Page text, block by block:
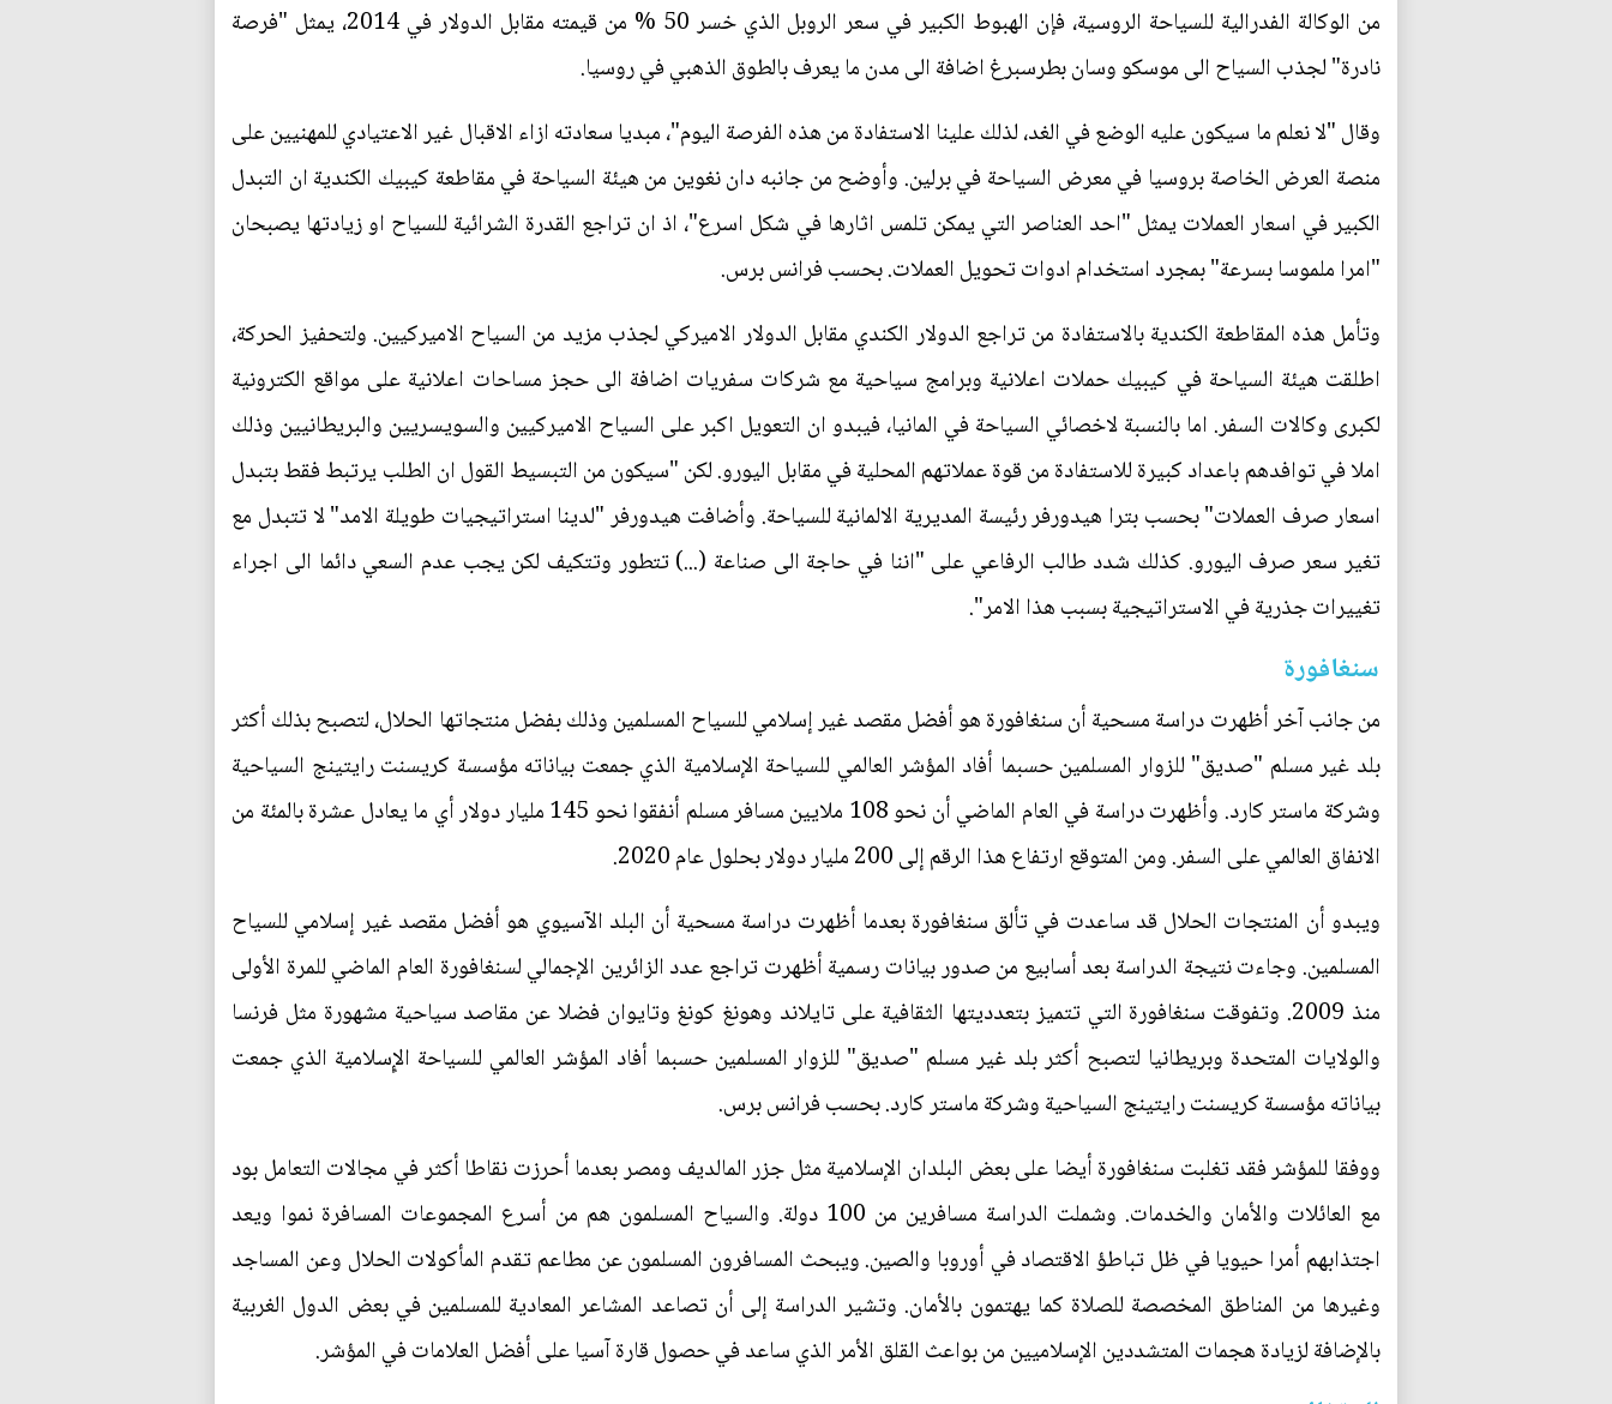
من الوكالة الفدرالية للسياحة الروسية، فإن الهبوط الكبير في سعر الروبل الذي خسر 50 % من قيمته مقابل الدولار في 2014، يمثل "فرصة
نادرة" لجذب السياح الى موسكو وسان بطرسبرغ اضافة الى مدن ما يعرف بالطوق الذهبي في روسيا.
وقال "لا نعلم ما سيكون عليه الوضع في الغد، لذلك علينا الاستفادة من هذه الفرصة اليوم"، مبديا سعادته ازاء الاقبال غير الاعتيادي للمهنيين على
منصة العرض الخاصة بروسيا في معرض السياحة في برلين. وأوضح من جانبه دان نغوين من هيئة السياحة في مقاطعة كيبيك الكندية ان التبدل
الكبير في اسعار العملات يمثل "احد العناصر التي يمكن تلمس اثارها في شكل اسرع"، اذ ان تراجع القدرة الشرائية للسياح او زيادتها يصبحان
"امرا ملموسا بسرعة" بمجرد استخدام ادوات تحويل العملات. بحسب فرانس برس.
وتأمل هذه المقاطعة الكندية بالاستفادة من تراجع الدولار الكندي مقابل الدولار الاميركي لجذب مزيد من السياح الاميركيين. ولتحفيز الحركة،
اطلقت هيئة السياحة في كيبيك حملات اعلانية وبرامج سياحية مع شركات سفريات اضافة الى حجز مساحات اعلانية على مواقع الكترونية
لكبرى وكالات السفر. اما بالنسبة لاخصائي السياحة في المانيا، فيبدو ان التعويل اكبر على السياح الاميركيين والسويسريين والبريطانيين وذلك
املا في توافدهم باعداد كبيرة للاستفادة من قوة عملاتهم المحلية في مقابل اليورو. لكن "سيكون من التبسيط القول ان الطلب يرتبط فقط بتبدل
اسعار صرف العملات" بحسب بترا هيدورفر رئيسة المديرية الالمانية للسياحة. وأضافت هيدورفر "لدينا استراتيجيات طويلة الامد" لا تتبدل مع
تغير سعر صرف اليورو. كذلك شدد طالب الرفاعي على "اننا في حاجة الى صناعة (...) تتطور وتتكيف لكن يجب عدم السعي دائما الى اجراء
تغييرات جذرية في الاستراتيجية بسبب هذا الامر".
سنغافورة
من جانب آخر أظهرت دراسة مسحية أن سنغافورة هو أفضل مقصد غير إسلامي للسياح المسلمين وذلك بفضل منتجاتها الحلال، لتصبح بذلك أكثر
بلد غير مسلم "صديق" للزوار المسلمين حسبما أفاد المؤشر العالمي للسياحة الإسلامية الذي جمعت بياناته مؤسسة كريسنت رايتينج السياحية
وشركة ماستر كارد. وأظهرت دراسة في العام الماضي أن نحو 108 ملايين مسافر مسلم أنفقوا نحو 145 مليار دولار أي ما يعادل عشرة بالمئة من
الانفاق العالمي على السفر. ومن المتوقع ارتفاع هذا الرقم إلى 200 مليار دولار بحلول عام 2020.
ويبدو أن المنتجات الحلال قد ساعدت في تألق سنغافورة بعدما أظهرت دراسة مسحية أن البلد الآسيوي هو أفضل مقصد غير إسلامي للسياح
المسلمين. وجاءت نتيجة الدراسة بعد أسابيع من صدور بيانات رسمية أظهرت تراجع عدد الزائرين الإجمالي لسنغافورة العام الماضي للمرة الأولى
منذ 2009. وتفوقت سنغافورة التي تتميز بتعدديتها الثقافية على تايلاند وهونغ كونغ وتايوان فضلا عن مقاصد سياحية مشهورة مثل فرنسا
والولايات المتحدة وبريطانيا لتصبح أكثر بلد غير مسلم "صديق" للزوار المسلمين حسبما أفاد المؤشر العالمي للسياحة الإٍسلامية الذي جمعت
بياناته مؤسسة كريسنت رايتينج السياحية وشركة ماستر كارد. بحسب فرانس برس.
ووفقا للمؤشر فقد تغلبت سنغافورة أيضا على بعض البلدان الإسلامية مثل جزر المالديف ومصر بعدما أحرزت نقاطا أكثر في مجالات التعامل بود
مع العائلات والأمان والخدمات. وشملت الدراسة مسافرين من 100 دولة. والسياح المسلمون هم من أسرع المجموعات المسافرة نموا ويعد
اجتذابهم أمرا حيويا في ظل تباطؤ الاقتصاد في أوروبا والصين. ويبحث المسافرون المسلمون عن مطاعم تقدم المأكولات الحلال وعن المساجد
وغيرها من المناطق المخصصة للصلاة كما يهتمون بالأمان. وتشير الدراسة إلى أن تصاعد المشاعر المعادية للمسلمين في بعض الدول الغربية
بالإضافة لزيادة هجمات المتشددين الإسلاميين من بواعث القلق الأمر الذي ساعد في حصول قارة آسيا على أفضل العلامات في المؤشر.